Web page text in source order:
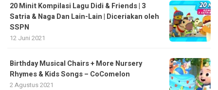
20 Minit Kompilasi Lagu Didi & Friends | 3
Satria & Naga Dan Lain-Lain | Diceriakan oleh
SSPN
12 Juni 2021
Birthday Musical Chairs + More Nursery
Rhymes & Kids Songs – CoComelon
2 Agustus 2021